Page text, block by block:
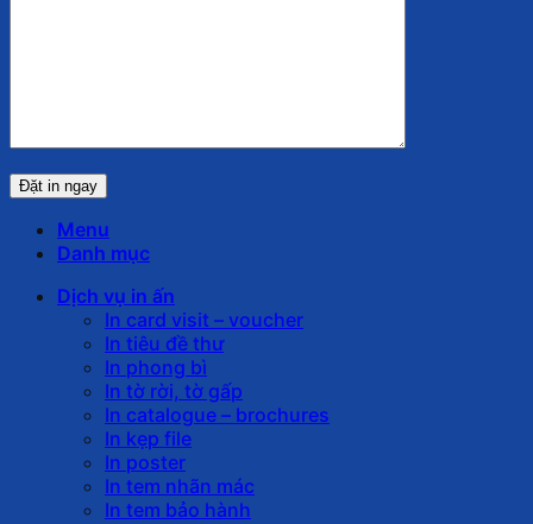
Menu
Danh mục
Dịch vụ in ấn
In card visit – voucher
In tiêu đề thư
In phong bì
In tờ rời, tờ gấp
In catalogue – brochures
In kẹp file
In poster
In tem nhãn mác
In tem bảo hành